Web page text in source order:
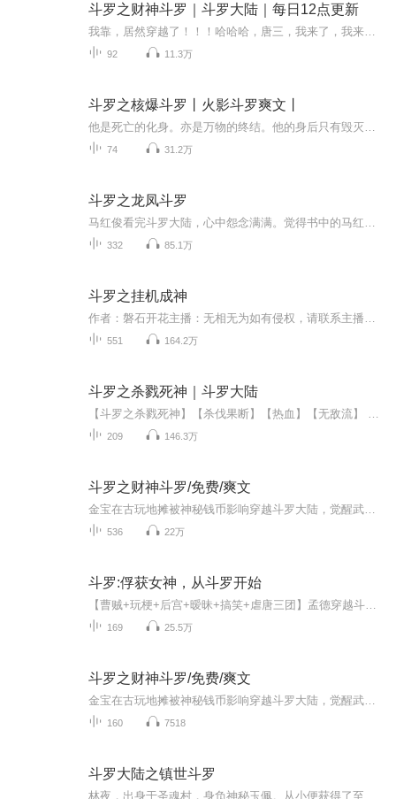
斗罗之财神斗罗｜斗罗大陆｜每日12点更新
92 11.3万
斗罗之核爆斗罗丨火影斗罗爽文丨
74 31.2万
斗罗之龙凤斗罗
332 85.1万
斗罗之挂机成神
551 164.2万
斗罗之杀戮死神｜斗罗大陆
209 146.3万
斗罗之财神斗罗/免费/爽文
536 22万
斗罗:俘获女神，从斗罗开始
169 25.5万
斗罗之财神斗罗/免费/爽文
160 7518
斗罗大陆之镇世斗罗